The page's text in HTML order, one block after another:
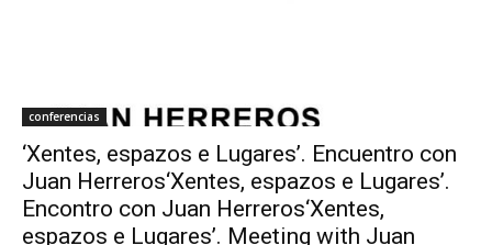
conferencias
‘Xentes, espazos e Lugares’. Encuentro con
Juan Herreros‘Xentes, espazos e Lugares’.
Encontro con Juan Herreros‘Xentes,
espazos e Lugares’. Meeting with Juan